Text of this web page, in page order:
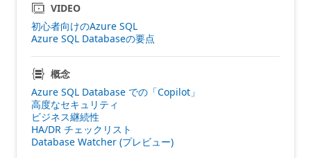
VIDEO
初心者向けのAzure SQL
Azure SQL Databaseの要点
概念
Azure SQL Database での「Copilot」
高度なセキュリティ
ビジネス継続性
HA/DR チェックリスト
Database Watcher (プレビュー)